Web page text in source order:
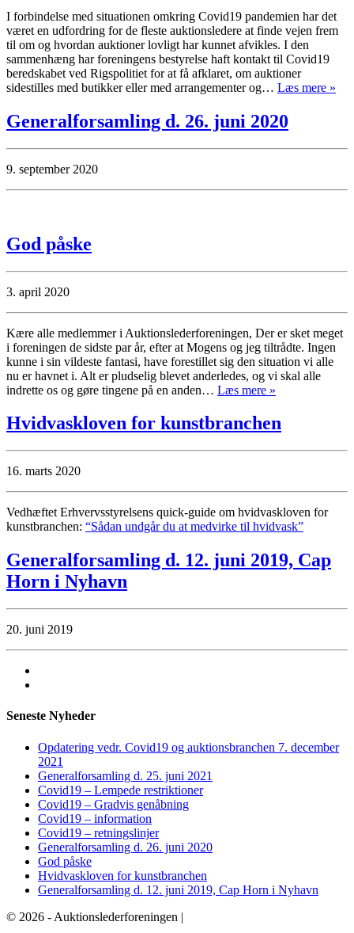
I forbindelse med situationen omkring Covid19 pandemien har det
været en udfordring for de fleste auktionsledere at finde vejen frem
til om og hvordan auktioner lovligt har kunnet afvikles. I den
sammenhæng har foreningens bestyrelse haft kontakt til Covid19
beredskabet ved Rigspolitiet for at få afklaret, om auktioner
sidestilles med butikker eller med arrangementer og… Læs mere »
Generalforsamling d. 26. juni 2020
9. september 2020
God påske
3. april 2020
Kære alle medlemmer i Auktionslederforeningen, Der er sket meget
i foreningen de sidste par år, efter at Mogens og jeg tiltrådte. Ingen
kunne i sin vildeste fantasi, have forestillet sig den situation vi alle
nu er havnet i. Alt er pludselig blevet anderledes, og vi skal alle
indrette os og gøre tingene på en anden… Læs mere »
Hvidvaskloven for kunstbranchen
16. marts 2020
Vedhæftet Erhvervsstyrelsens quick-guide om hvidvaskloven for
kunstbranchen: “Sådan undgår du at medvirke til hvidvask”
Generalforsamling d. 12. juni 2019, Cap
Horn i Nyhavn
20. juni 2019
Seneste Nyheder
Opdatering vedr. Covid19 og auktionsbranchen 7. december
2021
Generalforsamling d. 25. juni 2021
Covid19 – Lempede restriktioner
Covid19 – Gradvis genåbning
Covid19 – information
Covid19 – retningslinjer
Generalforsamling d. 26. juni 2020
God påske
Hvidvaskloven for kunstbranchen
Generalforsamling d. 12. juni 2019, Cap Horn i Nyhavn
© 2026 - Auktionslederforeningen |